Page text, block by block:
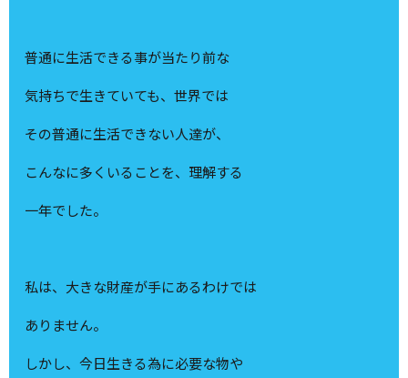
普通に生活できる事が当たり前な
気持ちで生きていても、世界では
その普通に生活できない人達が、
こんなに多くいることを、理解する
一年でした。
私は、大きな財産が手にあるわけでは
ありません。
しかし、今日生きる為に必要な物や